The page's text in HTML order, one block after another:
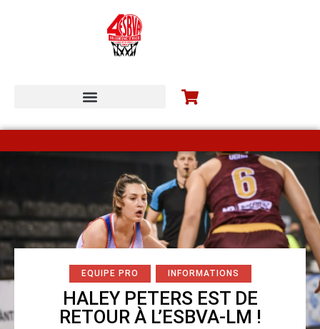
EQUIPE PRO INFORMATIONS
HALEY PETERS EST DE
RETOUR À L’ESBVA-LM !